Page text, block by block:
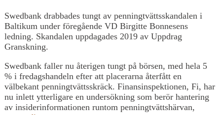
Swedbank drabbades tungt av penningtvättsskandalen i
Baltikum under föregående VD Birgitte Bonnesens
ledning. Skandalen uppdagades 2019 av Uppdrag
Granskning.
Swedbank faller nu återigen tungt på börsen, med hela 5
% i fredagshandeln efter att placerarna återfått en
välbekant penningtvättsskräck. Finansinspektionen, Fi, har
nu inlett ytterligare en undersökning som berör hantering
av insiderinformationen runtom penningtvättshärvan,